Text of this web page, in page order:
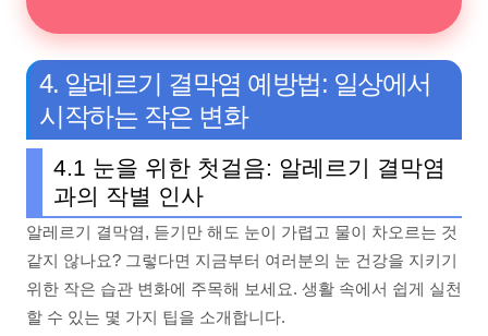
4. 알레르기 결막염 예방법: 일상에서
시작하는 작은 변화
4.1 눈을 위한 첫걸음: 알레르기 결막염
과의 작별 인사
알레르기 결막염, 듣기만 해도 눈이 가렵고 물이 차오르는 것
같지 않나요? 그렇다면 지금부터 여러분의 눈 건강을 지키기
위한 작은 습관 변화에 주목해 보세요. 생활 속에서 쉽게 실천
할 수 있는 몇 가지 팁을 소개합니다.